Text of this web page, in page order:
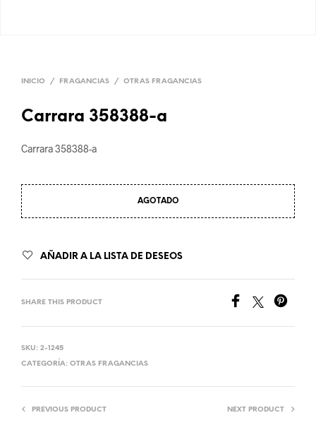
INICIO / FRAGANCIAS / OTRAS FRAGANCIAS
Carrara 358388-a
Carrara 358388-a
AGOTADO
AÑADIR A LA LISTA DE DESEOS
SHARE THIS PRODUCT
SKU: 2-1245
CATEGORÍA: OTRAS FRAGANCIAS
PREVIOUS PRODUCT NEXT PRODUCT